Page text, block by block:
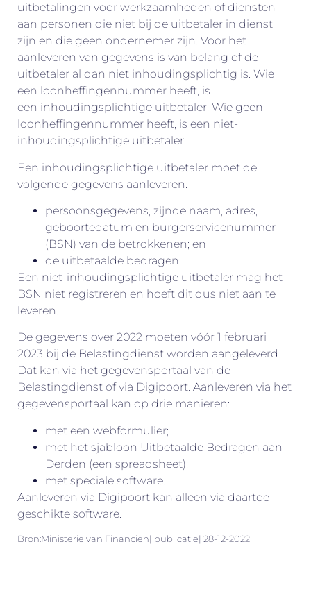
uitbetalingen voor werkzaamheden of diensten
aan personen die niet bij de uitbetaler in dienst
zijn en die geen ondernemer zijn. Voor het
aanleveren van gegevens is van belang of de
uitbetaler al dan niet inhoudingsplichtig is. Wie
een loonheffingennummer heeft, is
een inhoudingsplichtige uitbetaler. Wie geen
loonheffingennummer heeft, is een niet-
inhoudingsplichtige uitbetaler.
Een inhoudingsplichtige uitbetaler moet de
volgende gegevens aanleveren:
persoonsgegevens, zijnde naam, adres,
geboortedatum en burgerservicenummer
(BSN) van de betrokkenen; en
de uitbetaalde bedragen.
Een niet-inhoudingsplichtige uitbetaler mag het
BSN niet registreren en hoeft dit dus niet aan te
leveren.
De gegevens over 2022 moeten vóór 1 februari
2023 bij de Belastingdienst worden aangeleverd.
Dat kan via het gegevensportaal van de
Belastingdienst of via Digipoort. Aanleveren via het
gegevensportaal kan op drie manieren:
met een webformulier;
met het sjabloon Uitbetaalde Bedragen aan
Derden (een spreadsheet);
met speciale software.
Aanleveren via Digipoort kan alleen via daartoe
geschikte software.
Bron:Ministerie van Financiën| publicatie| 28-12-2022